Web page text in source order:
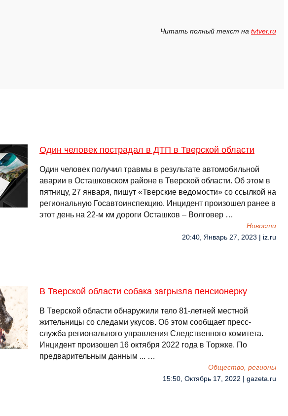
Читать полный текст на tvtver.ru
Один человек пострадал в ДТП в Тверской области
Один человек получил травмы в результате автомобильной
аварии в Осташковском районе в Тверской области. Об этом в
пятницу, 27 января, пишут «Тверские ведомости» со ссылкой на
региональную Госавтоинспекцию. Инцидент произошел ранее в
этот день на 22-м км дороги Осташков – Волговер …
Новости
20:40, Январь 27, 2023 | iz.ru
В Тверской области собака загрызла пенсионерку
В Тверской области обнаружили тело 81-летней местной
жительницы со следами укусов. Об этом сообщает пресс-
служба регионального управления Следственного комитета.
Инцидент произошел 16 октября 2022 года в Торжке. По
предварительным данным ... …
Общество, регионы
15:50, Октябрь 17, 2022 | gazeta.ru